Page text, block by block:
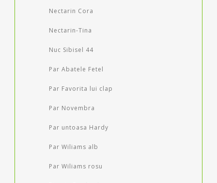
Nectarin Cora
Nectarin-Tina
Nuc Sibisel 44
Par Abatele Fetel
Par Favorita lui clap
Par Novembra
Par untoasa Hardy
Par Wiliams alb
Par Wiliams rosu